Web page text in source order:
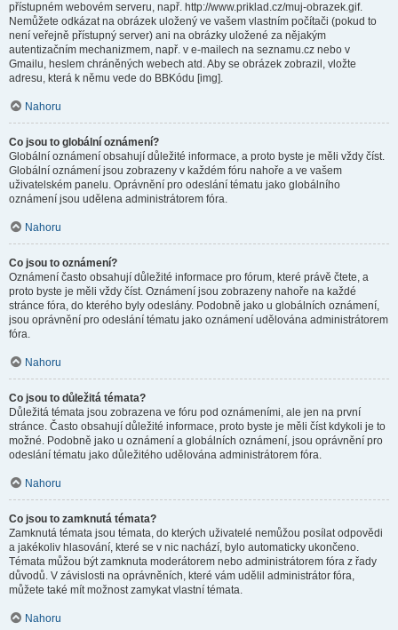
přístupném webovém serveru, např. http://www.priklad.cz/muj-obrazek.gif.
Nemůžete odkázat na obrázek uložený ve vašem vlastním počítači (pokud to
není veřejně přístupný server) ani na obrázky uložené za nějakým
autentizačním mechanizmem, např. v e-mailech na seznamu.cz nebo v
Gmailu, heslem chráněných webech atd. Aby se obrázek zobrazil, vložte
adresu, která k němu vede do BBKódu [img].
Nahoru
Co jsou to globální oznámení?
Globální oznámení obsahují důležité informace, a proto byste je měli vždy číst.
Globální oznámení jsou zobrazeny v každém fóru nahoře a ve vašem
uživatelském panelu. Oprávnění pro odeslání tématu jako globálního
oznámení jsou udělena administrátorem fóra.
Nahoru
Co jsou to oznámení?
Oznámení často obsahují důležité informace pro fórum, které právě čtete, a
proto byste je měli vždy číst. Oznámení jsou zobrazeny nahoře na každé
stránce fóra, do kterého byly odeslány. Podobně jako u globálních oznámení,
jsou oprávnění pro odeslání tématu jako oznámení udělována administrátorem
fóra.
Nahoru
Co jsou to důležitá témata?
Důležitá témata jsou zobrazena ve fóru pod oznámeními, ale jen na první
stránce. Často obsahují důležité informace, proto byste je měli číst kdykoli je to
možné. Podobně jako u oznámení a globálních oznámení, jsou oprávnění pro
odeslání tématu jako důležitého udělována administrátorem fóra.
Nahoru
Co jsou to zamknutá témata?
Zamknutá témata jsou témata, do kterých uživatelé nemůžou posílat odpovědi
a jakékoliv hlasování, které se v nic nachází, bylo automaticky ukončeno.
Témata můžou být zamknuta moderátorem nebo administrátorem fóra z řady
důvodů. V závislosti na oprávněních, které vám udělil administrátor fóra,
můžete také mít možnost zamykat vlastní témata.
Nahoru